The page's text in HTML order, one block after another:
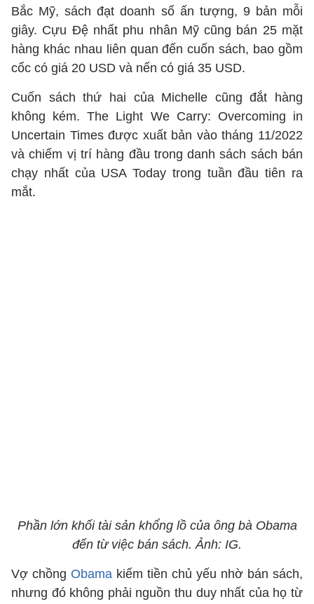
Bắc Mỹ, sách đạt doanh số ấn tượng, 9 bản mỗi
giây. Cựu Đệ nhất phu nhân Mỹ cũng bán 25 mặt
hàng khác nhau liên quan đến cuốn sách, bao gồm
cốc có giá 20 USD và nến có giá 35 USD.
Cuốn sách thứ hai của Michelle cũng đắt hàng
không kém. The Light We Carry: Overcoming in
Uncertain Times được xuất bản vào tháng 11/2022
và chiếm vị trí hàng đầu trong danh sách sách bán
chạy nhất của USA Today trong tuần đầu tiên ra
mắt.
Phần lớn khối tài sản khổng lồ của ông bà Obama
đến từ việc bán sách. Ảnh: IG.
Vợ chồng Obama kiếm tiền chủ yếu nhờ bán sách,
nhưng đó không phải nguồn thu duy nhất của họ từ